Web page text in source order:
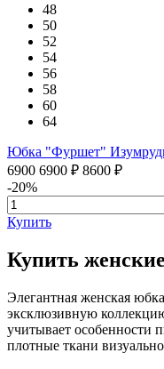
48
50
52
54
56
58
60
64
Юбка "Фуршет"
6900 6900 ₽ 8600 ₽
-20%
Купить
Купить
Элегантная женская
эксклюзивную
учитывает особенности
плотные ткани